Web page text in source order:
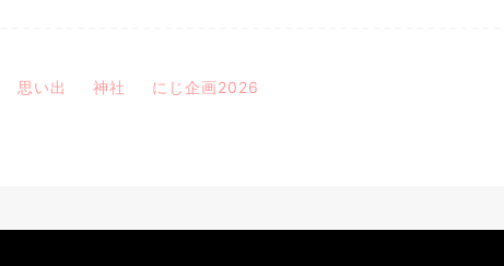
思い出 神社 にじ企画2026